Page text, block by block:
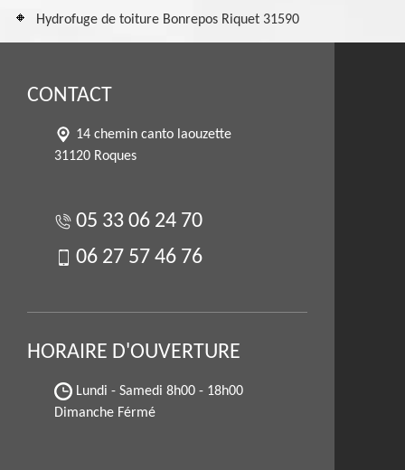
Hydrofuge de toiture Bonrepos Riquet 31590
CONTACT
14 chemin canto laouzette
31120 Roques
05 33 06 24 70
06 27 57 46 76
HORAIRE D'OUVERTURE
Lundi - Samedi 8h00 - 18h00
Dimanche Férmé